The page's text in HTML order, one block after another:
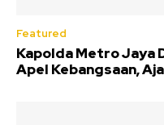
Featured
Kapolda Metro Jaya
Apel Kebangsaan,